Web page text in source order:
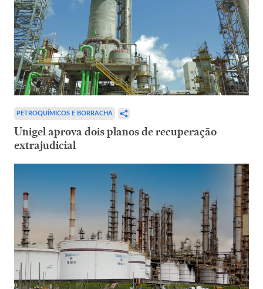
PETROQUÍMICOS E BORRACHA
Unigel aprova dois planos de recuperação
extrajudicial